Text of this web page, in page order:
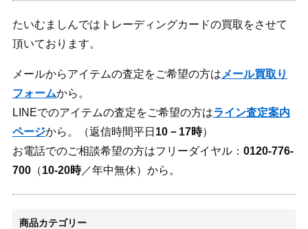
たいむましんではトレーディングカードの買取をさせて
頂いております。
メールからアイテムの査定をご希望の方は メール買取り
フォームから。
LINEでのアイテムの査定をご希望の方はライン査定案内
ページから。（返信時間平日 10－17時）
お電話でのご相談希望の方はフリーダイヤル： 0120-776-
700（10-20時／年中無休）から。
商品カテゴリー